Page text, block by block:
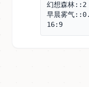
幻想森林
早晨雾气
16:9